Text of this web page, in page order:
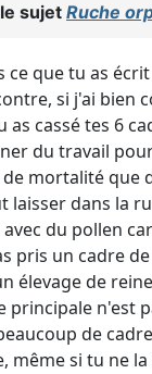
sujetRuche
ce que tu as
si j'ai bien
as cassé tes 6
du travail
mortalité
laisser dans la
du pollen
pris un cadre
élevage de
principale n'est
de
même si tu ne